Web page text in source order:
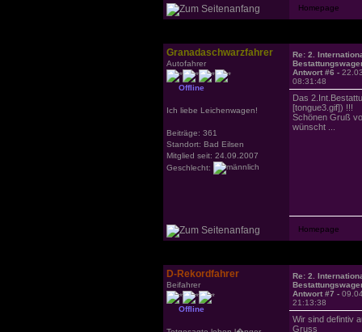
Granadaschwarzfahrer
Autofahrer
Offline
Ich liebe Leichenwagen!
Beiträge: 361
Standort: Bad Eilsen
Mitglied seit: 24.09.2007
Geschlecht:
Re: 2.
Antwort #6 -
08:31:48
Das
[tongue3.gif]) !!!
Schönen Gruß
wünscht ...
D-Rekordfahrer
Beifahrer
Offline
Re: 2.
Antwort #7 -
21:13:38
Wir sind defintiv
Gruss